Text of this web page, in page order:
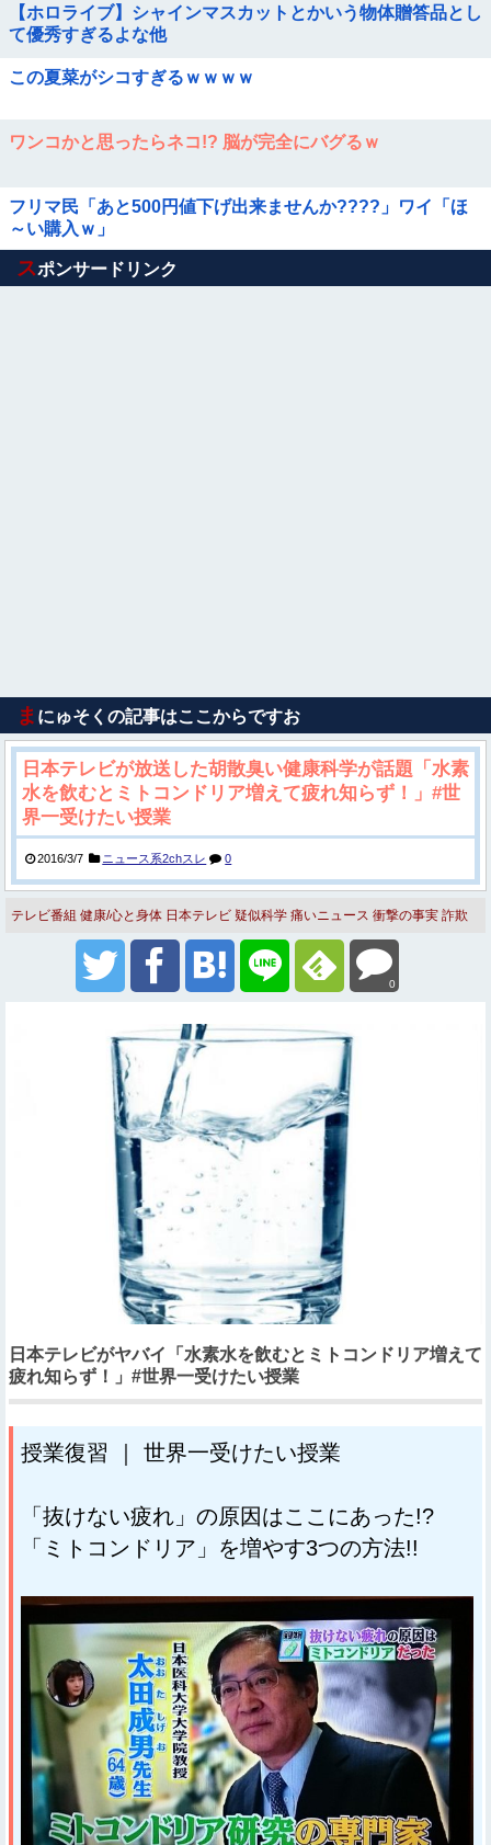
【ホロライブ】シャインマスカットとかいう物体贈答品とし
て優秀すぎるよな他
この夏菜がシコすぎるｗｗｗｗ
ワンコかと思ったらネコ!? 脳が完全にバグるｗ
フリマ民「あと500円値下げ出来ませんか????」ワイ「ほ
～い購入ｗ」
Powered by livedoor 相互RSS
スポンサードリンク
ま にゅそくの記事はここからですお
日本テレビが放送した胡散臭い健康科学が話題「水素
水を飲むとミトコンドリア増えて疲れ知らず！」#世
界一受けたい授業
2016/3/7 ニュース系2chスレ 0
テレビ番組 健康/心と身体 日本テレビ 疑似科学 痛いニュース 衝撃の事実 詐欺
0
日本テレビがヤバイ「水素水を飲むとミトコンドリア増えて
疲れ知らず！」#世界一受けたい授業
授業復習 ｜ 世界一受けたい授業
「抜けない疲れ」の原因はここにあった!?
「ミトコンドリア」を増やす3つの方法!!